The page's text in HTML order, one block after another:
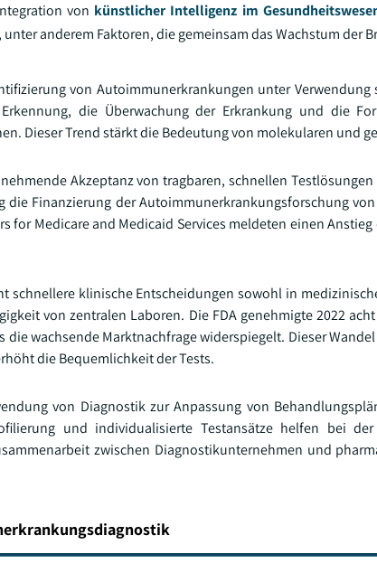
von künstlicher Intelligenz im
anderem Faktoren, die gemeinsam das Wachstum der
von Autoimmunerkrankungen unter Verwendung
die Überwachung der Erkrankung und die
Dieser Trend stärkt die Bedeutung von molekularen und
Akzeptanz von tragbaren, schnellen
Finanzierung der Autoimmunerkrankungsforschung
for Medicare and Medicaid Services meldeten einen
schnellere klinische Entscheidungen sowohl in
von zentralen Laboren. Die FDA genehmigte 2022
die wachsende Marktnachfrage widerspiegelt. Dieser
die Bequemlichkeit der Tests.
von Diagnostik zur Anpassung von
und individualisierte Testansätze helfen bei
zwischen Diagnostikunternehmen und